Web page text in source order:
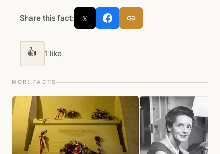
Share this fact: 𝕏
👍 1 like
MORE FACTS